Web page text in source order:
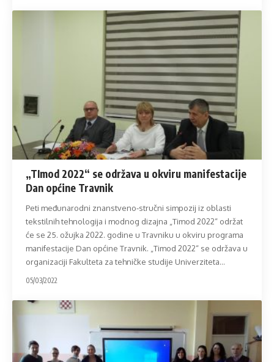
„TImod 2022“ se održava u okviru manifestacije
Dan općine Travnik
Peti međunarodni znanstveno-stručni simpozij iz oblasti
tekstilnih tehnologija i modnog dizajna „Timod 2022“ održat
će se 25. ožujka 2022. godine u Travniku u okviru programa
manifestacije Dan općine Travnik. „Timod 2022“ se održava u
organizaciji Fakulteta za tehničke studije Univerziteta…
05/03/2022